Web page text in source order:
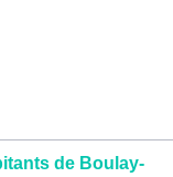
de Boulay-